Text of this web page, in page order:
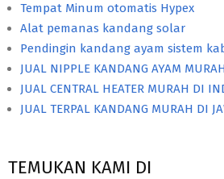
Tempat Minum otomatis Hypex
Alat pemanas kandang solar
Pendingin kandang ayam sistem
JUAL NIPPLE KANDANG AYAM
JUAL CENTRAL HEATER MURAH DI
JUAL TERPAL KANDANG MURAH DI
TEMUKAN KAMI DI